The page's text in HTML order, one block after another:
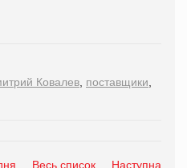
Ковалев поставщики
Весь список Наступна